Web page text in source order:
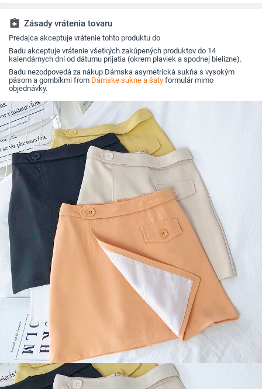
assignment_return Zásady vrátenia tovaru
Predajca akceptuje vrátenie tohto produktu do
Badu akceptuje vrátenie všetkých zakúpených produktov do 14
kalendárnych dní od dátumu prijatia (okrem plaviek a spodnej bielizne).
Badu nezodpovedá za nákup Dámska asymetrická sukňa s vysokým
pásom a gombíkmi from Dámske sukne a šaty formulár mimo
objednávky.